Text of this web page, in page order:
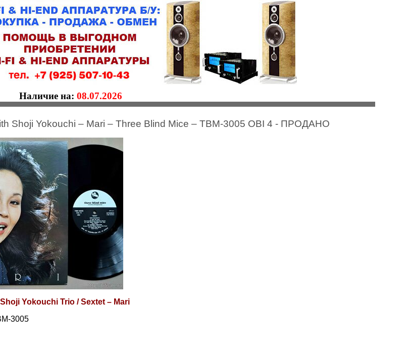
Наличие на: 08.07.2026
Shoji Yokouchi – Mari – Three Blind Mice – TBM-3005 OBI 4 - ПРОДАНО
Yokouchi Trio / Sextet – Mari
3005